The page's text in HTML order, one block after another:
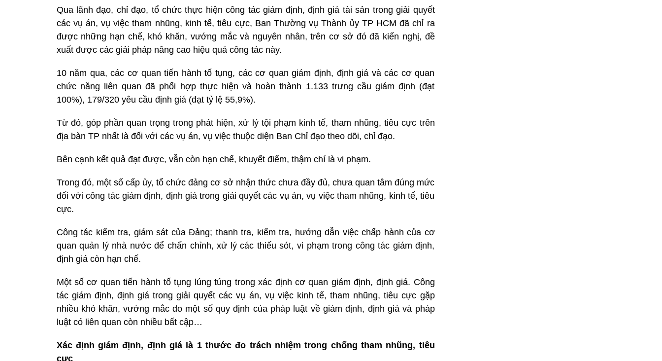
Qua lãnh đạo, chỉ đạo, tổ chức thực hiện công tác giám định, định giá tài sản trong giải quyết
các vụ án, vụ việc tham nhũng, kinh tế, tiêu cực, Ban Thường vụ Thành ủy TP HCM đã chỉ ra
được những hạn chế, khó khăn, vướng mắc và nguyên nhân, trên cơ sở đó đã kiến nghị, đề
xuất được các giải pháp nâng cao hiệu quả công tác này.
10 năm qua, các cơ quan tiến hành tố tụng, các cơ quan giám định, định giá và các cơ quan
chức năng liên quan đã phối hợp thực hiện và hoàn thành 1.133 trưng cầu giám định (đạt
100%), 179/320 yêu cầu định giá (đạt tỷ lệ 55,9%).
Từ đó, góp phần quan trọng trong phát hiện, xử lý tội phạm kinh tế, tham nhũng, tiêu cực trên
địa bàn TP nhất là đối với các vụ án, vụ việc thuộc diện Ban Chỉ đạo theo dõi, chỉ đạo.
Bên cạnh kết quả đạt được, vẫn còn hạn chế, khuyết điểm, thậm chí là vi phạm.
Trong đó, một số cấp ủy, tổ chức đảng cơ sở nhận thức chưa đầy đủ, chưa quan tâm đúng mức
đối với công tác giám định, định giá trong giải quyết các vụ án, vụ việc tham nhũng, kinh tế, tiêu
cực.
Công tác kiểm tra, giám sát của Đảng; thanh tra, kiểm tra, hướng dẫn việc chấp hành của cơ
quan quản lý nhà nước để chấn chỉnh, xử lý các thiếu sót, vi phạm trong công tác giám định,
định giá còn hạn chế.
Một số cơ quan tiến hành tố tụng lúng túng trong xác định cơ quan giám định, định giá. Công
tác giám định, định giá trong giải quyết các vụ án, vụ việc kinh tế, tham nhũng, tiêu cực gặp
nhiều khó khăn, vướng mắc do một số quy định của pháp luật về giám định, định giá và pháp
luật có liên quan còn nhiều bất cập…
Xác định giám định, định giá là 1 thước đo trách nhiệm trong chống tham nhũng, tiêu
cực